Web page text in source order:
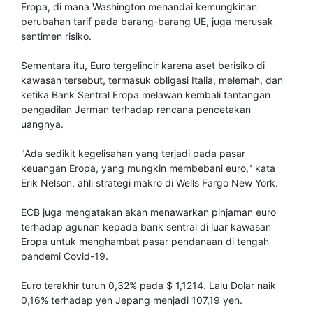
Eropa, di mana Washington menandai kemungkinan
perubahan tarif pada barang-barang UE, juga merusak
sentimen risiko.
Sementara itu, Euro tergelincir karena aset berisiko di
kawasan tersebut, termasuk obligasi Italia, melemah, dan
ketika Bank Sentral Eropa melawan kembali tantangan
pengadilan Jerman terhadap rencana pencetakan
uangnya.
"Ada sedikit kegelisahan yang terjadi pada pasar
keuangan Eropa, yang mungkin membebani euro," kata
Erik Nelson, ahli strategi makro di Wells Fargo New York.
ECB juga mengatakan akan menawarkan pinjaman euro
terhadap agunan kepada bank sentral di luar kawasan
Eropa untuk menghambat pasar pendanaan di tengah
pandemi Covid-19.
Euro terakhir turun 0,32% pada $ 1,1214. Lalu Dolar naik
0,16% terhadap yen Jepang menjadi 107,19 yen.